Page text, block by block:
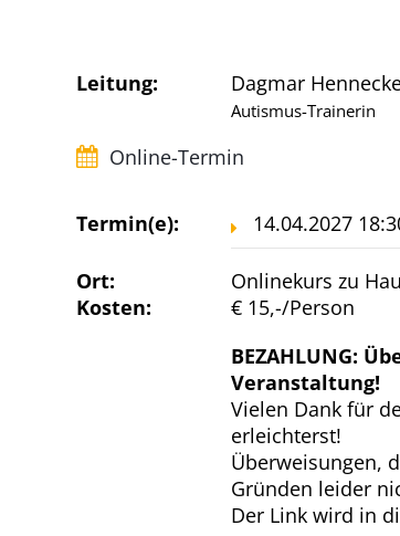
Leitung: Dagmar
Autismus-Trainerin
Online-Termin
Termin(e): 14.04.2027
Ort:
Onlinekurs zu
Kosten:
€ 15,-/Person
BEZAHLUNG:
Veranstaltung!
Vielen Dank für
erleichterst!
Überweisungen,
Gründen leider
Der Link wird in